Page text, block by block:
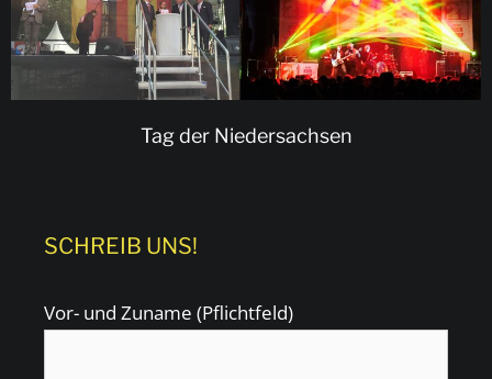
Tag der Niedersachsen
SCHREIB UNS!
Vor- und Zuname (Pflichtfeld)